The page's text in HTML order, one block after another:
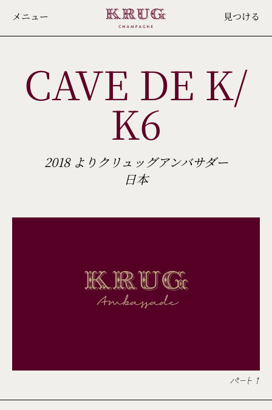
メニュー 見つける
CAVE DE K/
K6
2018 よりクリュッグアンバサダー
日本
パート 1